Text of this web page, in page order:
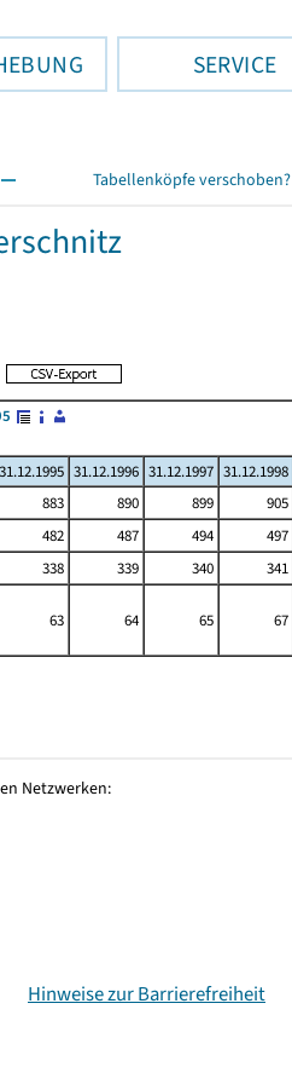
SERVICE
Tabellenköpfe verschoben?
31.12.1995 31.12.1996 31.12.1997 31.12.1998
883 890 899 905
482 487 494 497
338 339 340 341
63 64 65 67
Netzwerken:
Hinweise zur Barrierefreiheit